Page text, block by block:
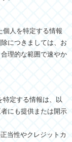
人を特定する情報
につきましては、お
理的な範囲で速やか
定する情報は、以
にも提供または開示
当性やクレジットカ